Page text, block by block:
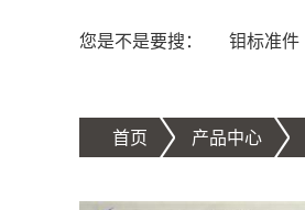
您是不是要搜： 钼标准件
首页 产品中心